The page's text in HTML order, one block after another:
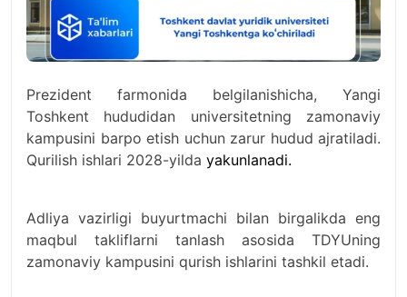
Prezident farmonida belgilanishicha, Yangi
Toshkent hududidan universitetning zamonaviy
kampusini barpo etish uchun zarur hudud ajratiladi.
Qurilish ishlari 2028-yilda yakunlanadi.
Adliya vazirligi buyurtmachi bilan birgalikda eng
maqbul takliflarni tanlash asosida TDYUning
zamonaviy kampusini qurish ishlarini tashkil etadi.